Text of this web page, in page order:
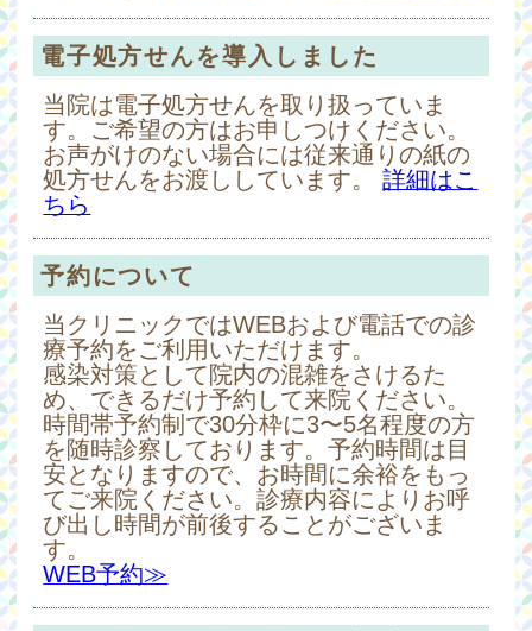
電子処方せんを導入しました
当院は電子処方せんを取り扱っていま
す。ご希望の方はお申しつけください。
お声がけのない場合には従来通りの紙の
処方せんをお渡ししています。詳細はこ
ちら
予約について
当クリニックではWEBおよび電話での診
療予約をご利用いただけます。
感染対策として院内の混雑をさけるた
め、できるだけ予約して来院ください。
時間帯予約制で30分枠に3〜5名程度の方
を随時診察しております。予約時間は目
安となりますので、お時間に余裕をもっ
てご来院ください。診療内容によりお呼
び出し時間が前後することがございま
す。
WEB予約≫